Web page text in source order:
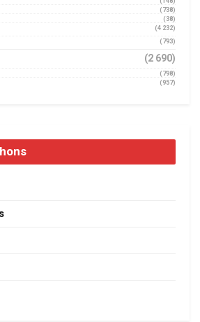
(738)
(38)
(4 232)
(793)
(2 690)
(798)
(957)